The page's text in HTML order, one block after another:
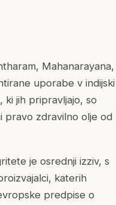
Mahanarayana,
uporabe v indijski
ki jih pripravljajo, so
pravo zdravilno olje od
je osrednji izziv, s
katerih
predpise o